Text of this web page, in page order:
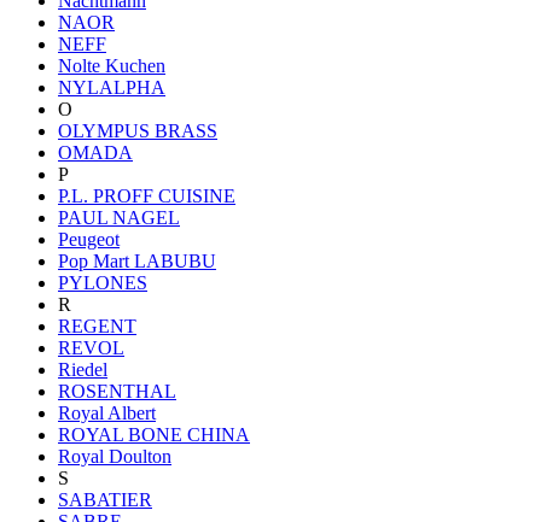
NAOR
NEFF
Nolte Kuchen
NYLALPHA
O
OLYMPUS BRASS
OMADA
P
P.L. PROFF CUISINE
PAUL NAGEL
Peugeot
Pop Mart LABUBU
PYLONES
R
REGENT
REVOL
Riedel
ROSENTHAL
Royal Albert
ROYAL BONE CHINA
Royal Doulton
S
SABATIER